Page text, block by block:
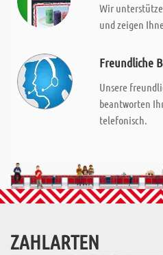
Wir
und zeigen
Freundliche
Unsere
beantworten
telefonisch.
ZAHLARTEN